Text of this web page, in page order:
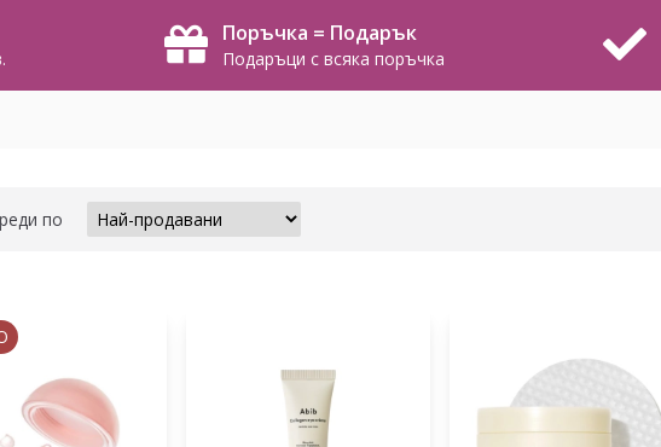
Поръчка = Подарък
Подаръци с всяка поръчка
по